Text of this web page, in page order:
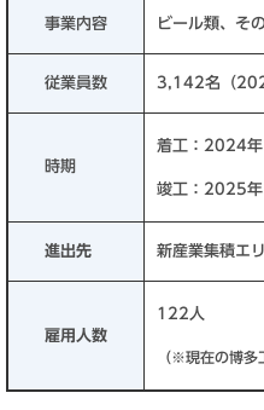
事業内容 ビール類、そ
従業員数 3,142名（
時期
着工：2024
竣工：2025
進出先 新産業集積エ
雇用人数
122人
（※現在の博多